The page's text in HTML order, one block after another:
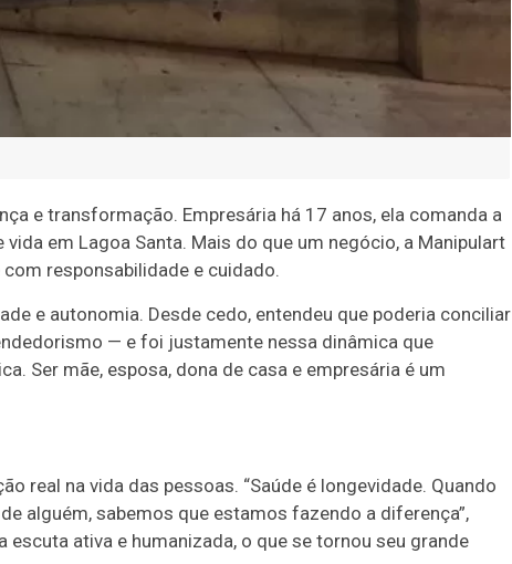
e transformação. Empresária há 17 anos, ela comanda a
em Lagoa Santa. Mais do que um negócio, a Manipulart
responsabilidade e cuidado.
e autonomia. Desde cedo, entendeu que poderia conciliar
— e foi justamente nessa dinâmica que
Ser mãe, esposa, dona de casa e empresária é um
real na vida das pessoas. “Saúde é longevidade. Quando
alguém, sabemos que estamos fazendo a diferença”,
ativa e humanizada, o que se tornou seu grande